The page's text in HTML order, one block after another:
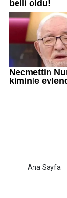
Ana Sayfa